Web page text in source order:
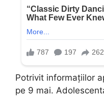
Potrivit informațiilor
pe 9 mai.